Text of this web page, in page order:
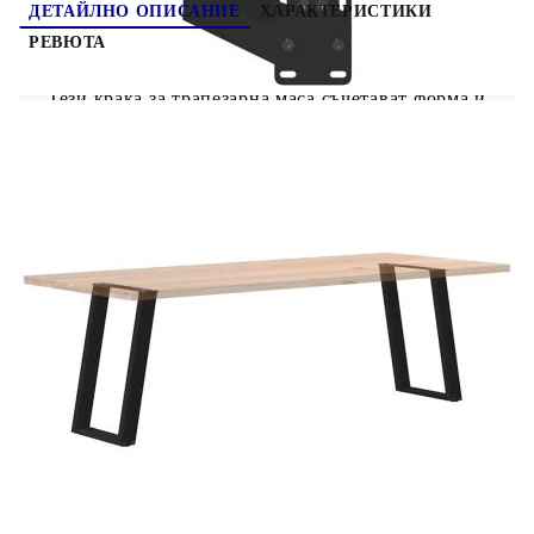
ДЕТАЙЛНО ОПИСАНИЕ
ХАРАКТЕРИСТИКИ
РЕВЮТА
Тези крака за трапезарна маса съчетават форма и
градуса дизайн на металния крак на масата
гарантира, че той може да поддържа тежък
плот.Практичен дизайн: Този крак за трапезарна
маса включва регулируеми нивелири,
осигуряващи стабилност дори на неравни
подове и минимизиращи драскотините по пода.
Освен това, скобата е с предварително пробити
отвори и включени в доставката винтове, които
могат да се използват за закрепване на крака
към плота на масата (не са включени), което